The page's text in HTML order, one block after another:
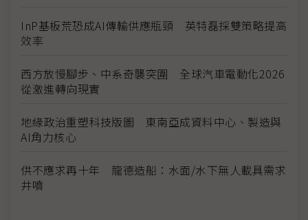
InP基板荒恐成AI傳輸供應瓶頸 英特磊採雙策略提高
效率
西方放慢腳步、中系奇襲突圍 全球汽車電動化2026
從激進轉向現實
地緣政治重塑科技版圖 東南亞成資料中心、製造與
AI角力核心
供不應求再十年 龍德造船：水面/水下無人載具需求
井噴